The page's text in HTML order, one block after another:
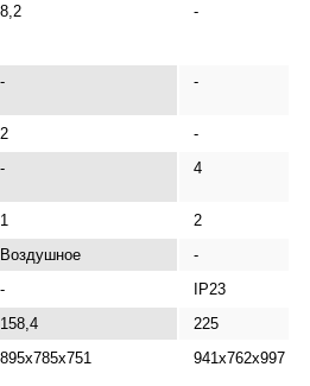
8,2 -
- -
2
-
- 4
1
2
Воздушное
-
-
IP23
158,4
225
895x785x751 941х762х997